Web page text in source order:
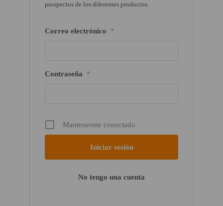
prospectos de los diferentes productos.
Correo electrónico *
Contraseña *
Mantenerme conectado
No tengo una cuenta